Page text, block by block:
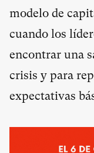
modelo de
cuando los
encontrar una
crisis y para
expectativas